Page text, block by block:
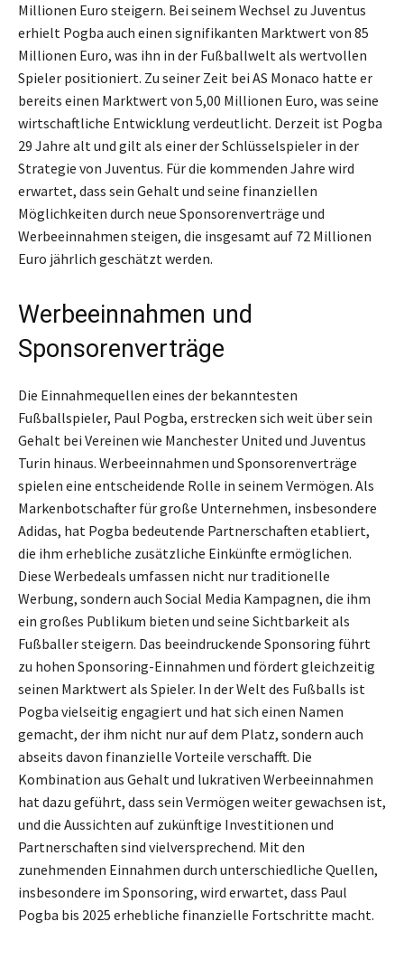
Millionen Euro steigern. Bei seinem Wechsel zu Juventus
erhielt Pogba auch einen signifikanten Marktwert von 85
Millionen Euro, was ihn in der Fußballwelt als wertvollen
Spieler positioniert. Zu seiner Zeit bei AS Monaco hatte er
bereits einen Marktwert von 5,00 Millionen Euro, was seine
wirtschaftliche Entwicklung verdeutlicht. Derzeit ist Pogba
29 Jahre alt und gilt als einer der Schlüsselspieler in der
Strategie von Juventus. Für die kommenden Jahre wird
erwartet, dass sein Gehalt und seine finanziellen
Möglichkeiten durch neue Sponsorenverträge und
Werbeeinnahmen steigen, die insgesamt auf 72 Millionen
Euro jährlich geschätzt werden.
Werbeeinnahmen und
Sponsorenverträge
Die Einnahmequellen eines der bekanntesten
Fußballspieler, Paul Pogba, erstrecken sich weit über sein
Gehalt bei Vereinen wie Manchester United und Juventus
Turin hinaus. Werbeeinnahmen und Sponsorenverträge
spielen eine entscheidende Rolle in seinem Vermögen. Als
Markenbotschafter für große Unternehmen, insbesondere
Adidas, hat Pogba bedeutende Partnerschaften etabliert,
die ihm erhebliche zusätzliche Einkünfte ermöglichen.
Diese Werbedeals umfassen nicht nur traditionelle
Werbung, sondern auch Social Media Kampagnen, die ihm
ein großes Publikum bieten und seine Sichtbarkeit als
Fußballer steigern. Das beeindruckende Sponsoring führt
zu hohen Sponsoring-Einnahmen und fördert gleichzeitig
seinen Marktwert als Spieler. In der Welt des Fußballs ist
Pogba vielseitig engagiert und hat sich einen Namen
gemacht, der ihm nicht nur auf dem Platz, sondern auch
abseits davon finanzielle Vorteile verschafft. Die
Kombination aus Gehalt und lukrativen Werbeeinnahmen
hat dazu geführt, dass sein Vermögen weiter gewachsen ist,
und die Aussichten auf zukünftige Investitionen und
Partnerschaften sind vielversprechend. Mit den
zunehmenden Einnahmen durch unterschiedliche Quellen,
insbesondere im Sponsoring, wird erwartet, dass Paul
Pogba bis 2025 erhebliche finanzielle Fortschritte macht.